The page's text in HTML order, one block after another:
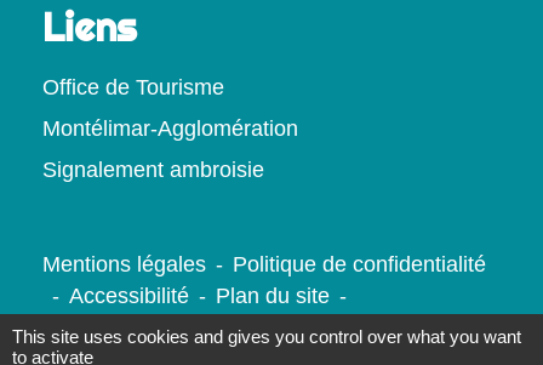
Liens
Office de Tourisme
Montélimar-Agglomération
Signalement ambroisie
Mentions légales - Politique de confidentialité
- Accessibilité - Plan du site -
Gestion des cookies
This site uses cookies and gives you control over what you want
to activate